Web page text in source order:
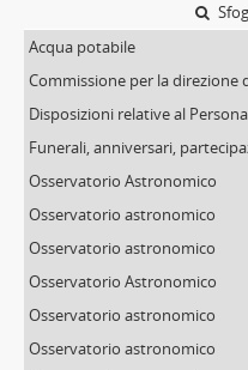
Acqua potabile
Commissione per la
Osservatorio Astronomico
Osservatorio astronomico
Osservatorio astronomico
Osservatorio Astronomico
Osservatorio astronomico
Osservatorio astronomico